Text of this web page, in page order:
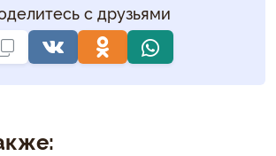
с друзьями